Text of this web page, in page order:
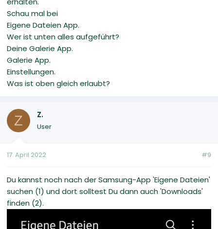
Schau mal bei
Eigene Dateien App.
Wer ist unten alles aufgeführt?
Deine Galerie App.
Galerie App.
Einstellungen.
Was ist oben gleich erlaubt?
Z Z.
User
17. April 2022 #9
Du kannst noch nach der Samsung-App 'Eigene Dateien'
suchen (1) und dort solltest Du dann auch 'Downloads'
finden (2).